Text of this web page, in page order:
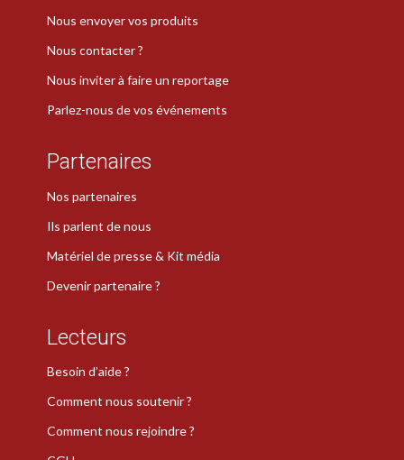
Nous envoyer vos produits
Nous contacter ?
Nous inviter à faire un reportage
Parlez-nous de vos événements
Partenaires
Nos partenaires
Ils parlent de nous
Matériel de presse & Kit média
Devenir partenaire ?
Lecteurs
Besoin d’aide ?
Comment nous soutenir ?
Comment nous rejoindre ?